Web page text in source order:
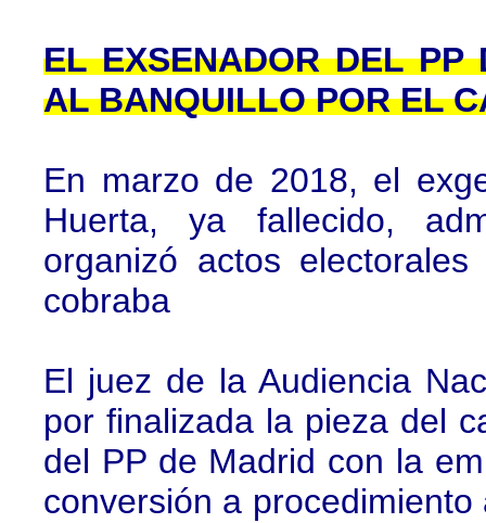
EL EXSENADOR DEL PP
AL BANQUILLO POR EL
En marzo de 2018, el
Huerta, ya fallecido,
organizó actos
cobraba
El juez de la Audiencia
por finalizada la pieza del
del PP de Madrid con la
conversión a